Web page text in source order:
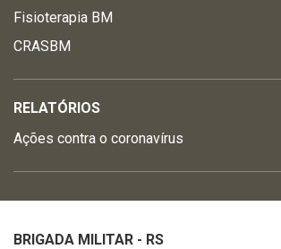
Fisioterapia BM
CRASBM
RELATÓRIOS
Ações contra o coronavírus
BRIGADA MILITAR - RS